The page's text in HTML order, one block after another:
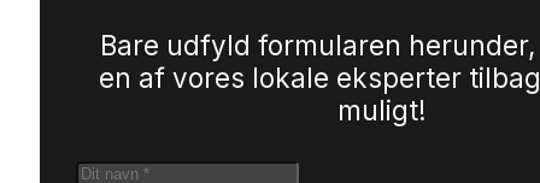
Bare udfyld formularen
en af vores lokale eksperter
muligt!